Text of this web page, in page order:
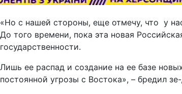
«Но с нашей стороны, еще отмечу, что у
До того времени, пока эта новая
государственности.
Лишь ее распад и создание на ее базе
постоянной угрозы с Востока», – бредил зе-